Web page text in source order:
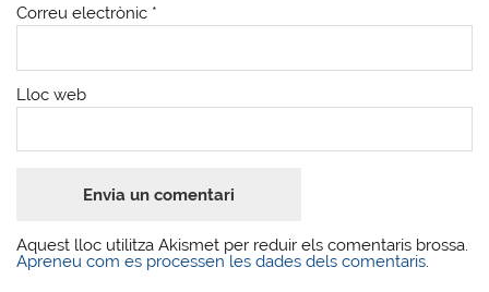
Correu electrònic *
Lloc web
Aquest lloc utilitza Akismet per reduir els comentaris brossa.
Apreneu com es processen les dades dels comentaris.